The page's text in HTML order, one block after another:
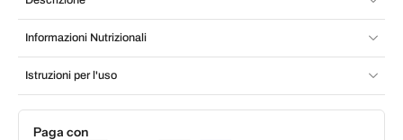
Informazioni Nutrizionali
Istruzioni per l'uso
Paga con